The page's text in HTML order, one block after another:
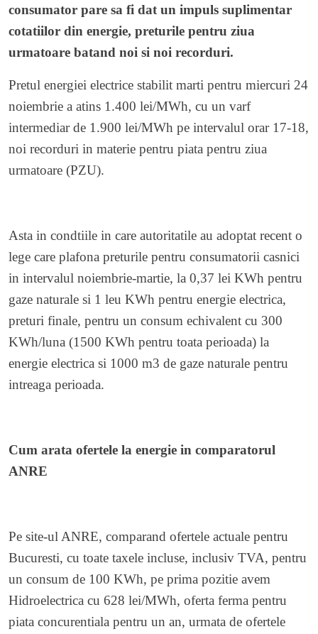
consumator pare sa fi dat un impuls suplimentar
cotatiilor din energie, preturile pentru ziua
urmatoare batand noi si noi recorduri.
Pretul energiei electrice stabilit marti pentru miercuri 24
noiembrie a atins 1.400 lei/MWh, cu un varf
intermediar de 1.900 lei/MWh pe intervalul orar 17-18,
noi recorduri in materie pentru piata pentru ziua
urmatoare (PZU).
Asta in condtiile in care autoritatile au adoptat recent o
lege care plafona preturile pentru consumatorii casnici
in intervalul noiembrie-martie, la 0,37 lei KWh pentru
gaze naturale si 1 leu KWh pentru energie electrica,
preturi finale, pentru un consum echivalent cu 300
KWh/luna (1500 KWh pentru toata perioada) la
energie electrica si 1000 m3 de gaze naturale pentru
intreaga perioada.
Cum arata ofertele la energie in comparatorul
ANRE
Pe site-ul ANRE, comparand ofertele actuale pentru
Bucuresti, cu toate taxele incluse, inclusiv TVA, pentru
un consum de 100 KWh, pe prima pozitie avem
Hidroelectrica cu 628 lei/MWh, oferta ferma pentru
piata concurentiala pentru un an, urmata de ofertele